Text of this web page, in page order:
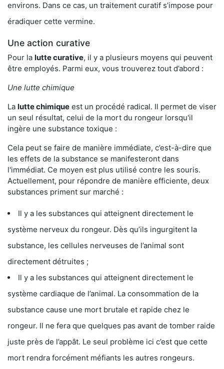
environs. Dans ce cas, un traitement curatif s’impose pour
éradiquer cette vermine.
Une action curative
Pour la lutte curative, il y a plusieurs moyens qui peuvent
être employés. Parmi eux, vous trouverez tout d’abord :
Une lutte chimique
La lutte chimique est un procédé radical. Il permet de viser
un seul résultat, celui de la mort du rongeur lorsqu'il
ingère une substance toxique :
Cela peut se faire de manière immédiate, c’est-à-dire que
les effets de la substance se manifesteront dans
l'immédiat. Ce moyen est plus utilisé contre les souris.
Actuellement, pour répondre de manière efficiente, deux
substances priment sur marché :
Il y a les substances qui atteignent directement le
système nerveux du rongeur. Dès qu’ils ingurgitent la
substance, les cellules nerveuses de l’animal sont
directement détruites ;
Il y a les substances qui atteignent directement le
système cardiaque de l’animal. La consommation de la
substance cause une mort brutale et rapide chez le
rongeur. Il ne fera que quelques pas avant de tomber raide
juste près de l’appât. Le seul problème ici c’est que cette
mort rendra forcément méfiants les autres rongeurs.